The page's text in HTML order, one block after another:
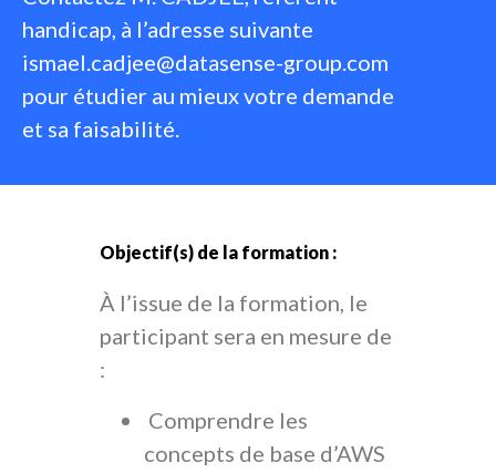
handicap, à l’adresse suivante
ismael.cadjee@datasense-group.com
pour étudier au mieux votre demande
et sa faisabilité.
Objectif(s) de la formation :
À l’issue de la formation, le
participant sera en mesure de
:
Comprendre les
concepts de base d’AWS